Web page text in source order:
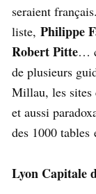
seraient
liste, Philippe
Robert Pitte…
de plusieurs
Millau, les sites
et aussi
des 1000 tables
Lyon Capitale